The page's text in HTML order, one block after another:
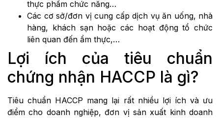
thực phẩm chức năng…
Các cơ sở/đơn vị cung cấp dịch vụ ăn uống, nhà
hàng, khách sạn hoặc các hoạt động tổ chức
liên quan đến ẩm thực,…
Lợi ích của tiêu chuẩn
chứng nhận HACCP là gì?
Tiêu chuẩn HACCP mang lại rất nhiều lợi ích và ưu
điểm cho doanh nghiệp, đơn vị sản xuất kinh doanh